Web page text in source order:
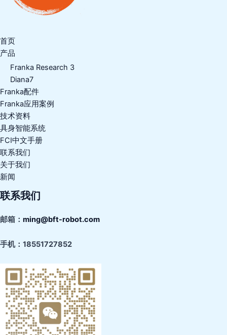
首页
产品
Franka Research 3
Diana7
Franka配件
Franka应用案例
技术资料
具身智能系统
FCI中文手册
联系我们
关于我们
新闻
联系我们
邮箱： ming@bft-robot.com
手机： 18551727852